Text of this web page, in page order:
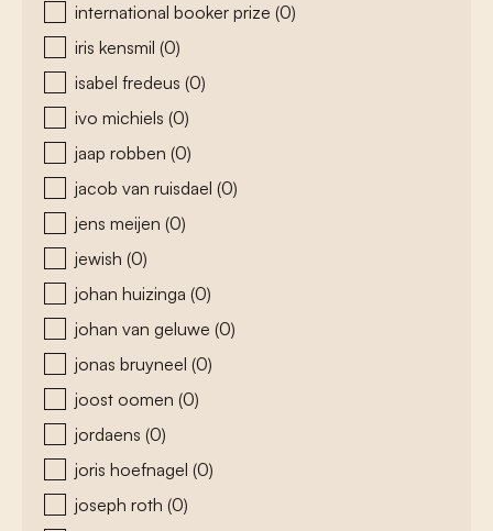
international booker prize (0)
iris kensmil (0)
isabel fredeus (0)
ivo michiels (0)
jaap robben (0)
jacob van ruisdael (0)
jens meijen (0)
jewish (0)
johan huizinga (0)
johan van geluwe (0)
jonas bruyneel (0)
joost oomen (0)
jordaens (0)
joris hoefnagel (0)
joseph roth (0)